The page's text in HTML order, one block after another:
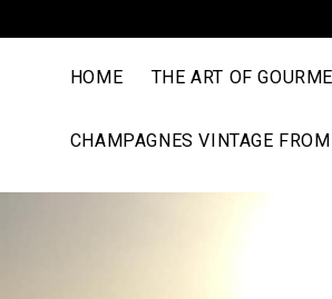
HOME THE ART OF
CHAMPAGNES VINTAGE